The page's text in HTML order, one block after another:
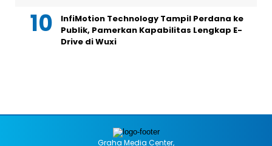
InfiMotion Technology Tampil Perdana ke
Publik, Pamerkan Kapabilitas Lengkap E-
Drive di Wuxi
Graha Media Center,